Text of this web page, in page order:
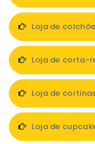
Loja de
Loja de corta-
Loja de
Loja de